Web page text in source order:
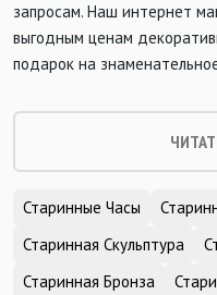
запросам. Наш интернет
выгодным ценам
подарок на
Старинные Часы
Старинная Скульптура
Старинная Бронза